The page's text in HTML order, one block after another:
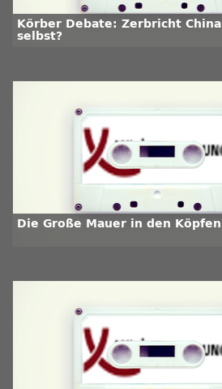
Körber Debate: Zerbricht
selbst?
Die Große Mauer in den Köpfen